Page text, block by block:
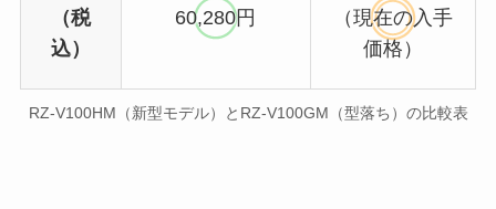
（税
込）
60,280円
（現在の入手
価格）
RZ-V100HM（新型モデル）とRZ-V100GM（型落ち）の比較表